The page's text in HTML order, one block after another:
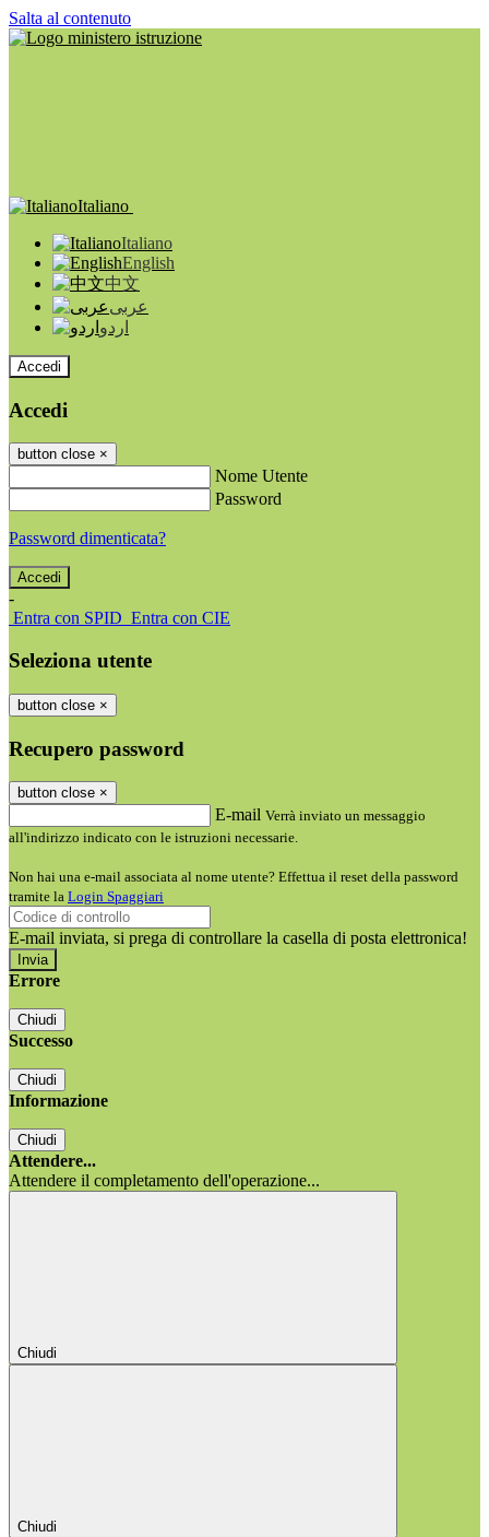
Salta al contenuto
Italiano
Italiano
English
中文
عربى
اردو
Accedi
Accedi
button close ×
Nome Utente
Password
Password dimenticata?
-
Entra con SPID Entra con CIE
Seleziona utente
button close ×
Recupero password
button close ×
E-mail Verrà inviato un messaggio
all'indirizzo indicato con le istruzioni necessarie.
Non hai una e-mail associata al nome utente? Effettua il reset della password
tramite la Login Spaggiari
E-mail inviata, si prega di controllare la casella di posta elettronica!
Errore
Chiudi
Successo
Chiudi
Informazione
Chiudi
Attendere...
Attendere il completamento dell'operazione...
Chiudi
Chiudi